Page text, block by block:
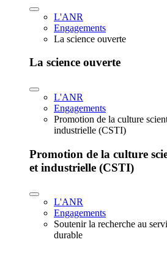
L'ANR
Engagements
La science ouverte
La science ouverte
L'ANR
Engagements
Promotion de la culture
industrielle (CSTI)
Promotion de la culture
et industrielle (CSTI)
L'ANR
Engagements
Soutenir la recherche au
durable